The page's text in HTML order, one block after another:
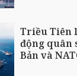
Triều Tiên
động quân
Bản và